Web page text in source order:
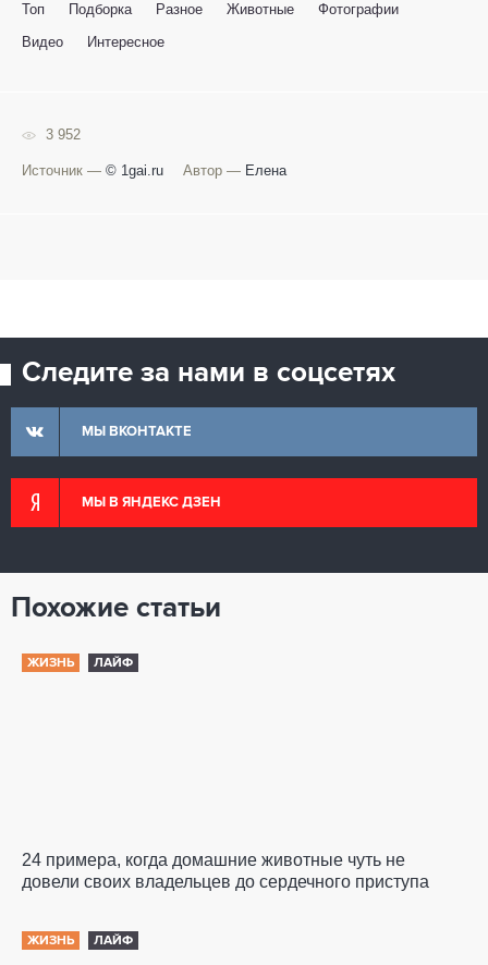
Топ Подборка Разное Животные
Фотографии
Видео
Интересное
3 952
Источник — © 1gai.ru Автор — Елена
Следите за нами в соцсетях
МЫ ВКОНТАКТЕ
МЫ В ЯНДЕКС ДЗЕН
Похожие статьи
ЖИЗНЬ ЛАЙФ
24 примера, когда домашние животные чуть не
довели своих владельцев до сердечного приступа
ЖИЗНЬ ЛАЙФ